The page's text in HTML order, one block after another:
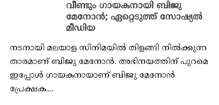
വീണ്ടും ഗായകനായി ബിജു
മേനോന്‍; ഏറ്റെടുത്ത് സോഷ്യൽ
മീഡിയ
നടനായി മലയാള സിനിമയിൽ തിളങ്ങി നിൽക്കുന്ന
താരമാണ് ബിജു മേനോൻ. അഭിനയത്തിന് പുറമെ
ഇപ്പോൾ ഗായകനായാണ് ബിജു മേനോൻ
പ്രേക്ഷക....